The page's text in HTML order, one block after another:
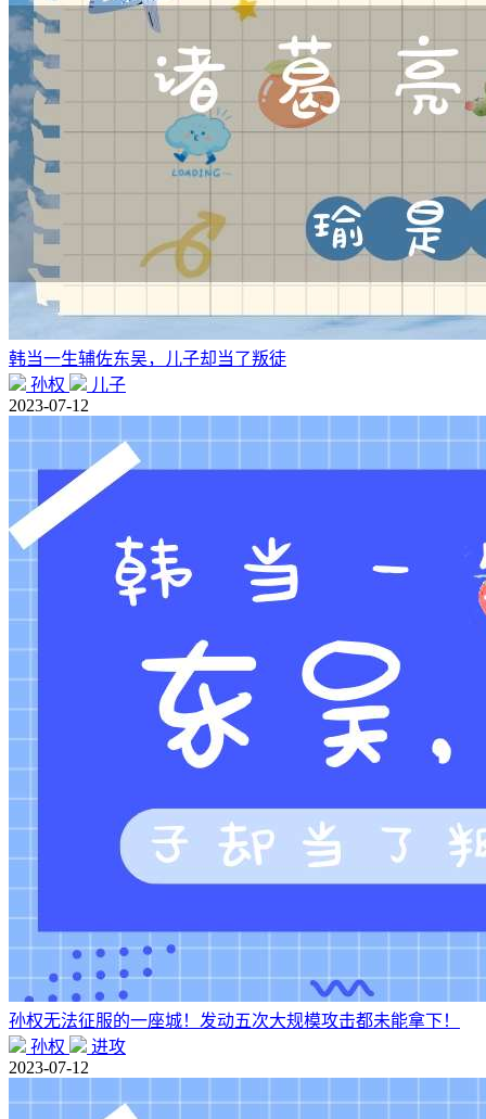
韩当一生辅佐东吴，儿子却当了叛徒
孙权
儿子
2023-07-12
孙权无法征服的一座城！发动五次大规模攻击都未能拿下！
孙权
进攻
2023-07-12